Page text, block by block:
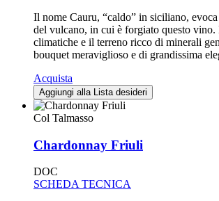
Il nome Cauru, “caldo” in siciliano,
del vulcano, in cui è forgiato questo
climatiche e il terreno ricco di minerali
bouquet meraviglioso e di grandissima
Acquista
Aggiungi alla Lista desideri
Col Talmasso
Chardonnay Friuli
DOC
SCHEDA TECNICA